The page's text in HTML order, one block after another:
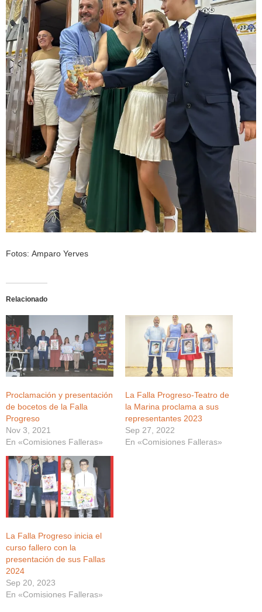
Fotos: Amparo Yerves
Relacionado
Proclamación y presentación
de bocetos de la Falla
Progreso
Nov 3, 2021
En «Comisiones Falleras»
La Falla Progreso-Teatro de
la Marina proclama a sus
representantes 2023
Sep 27, 2022
En «Comisiones Falleras»
La Falla Progreso inicia el
curso fallero con la
presentación de sus Fallas
2024
Sep 20, 2023
En «Comisiones Falleras»